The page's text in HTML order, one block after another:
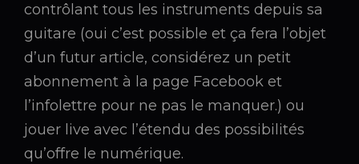
contrôlant tous les instruments depuis sa
guitare (oui c’est possible et ça fera l’objet
d’un futur article, considérez un petit
abonnement à la page Facebook et
l’infolettre pour ne pas le manquer.) ou
jouer live avec l’étendu des possibilités
qu’offre le numérique.